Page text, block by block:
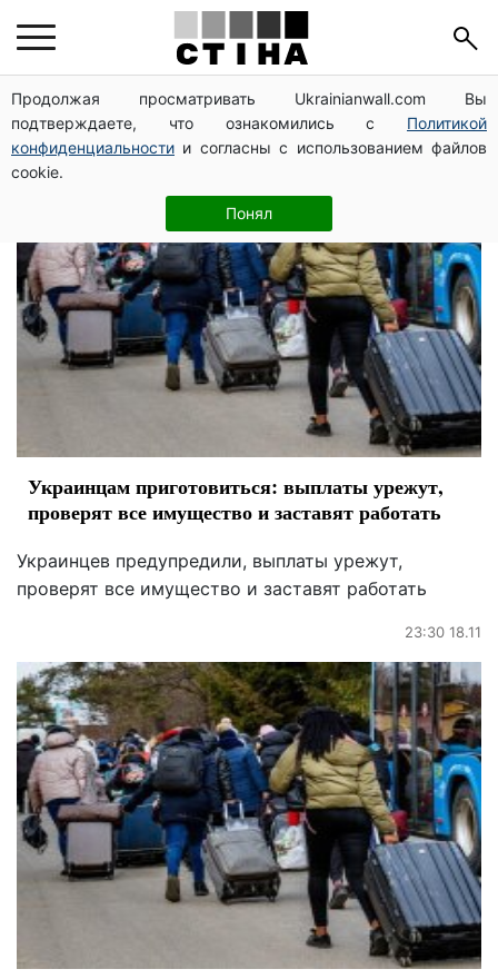
Продолжая просматривать Ukrainianwall.com Вы
подтверждаете, что ознакомились с Политикой
конфиденциальности и согласны с использованием файлов
cookie.
Понял
беженцы
Украинцам приготовиться: выплаты урежут,
проверят все имущество и заставят работать
Украинцев предупредили, выплаты урежут,
проверят все имущество и заставят работать
23:30 18.11